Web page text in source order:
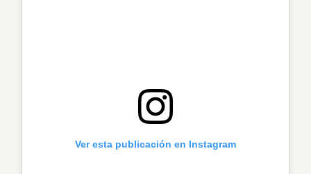
Ver esta publicación en Instagram